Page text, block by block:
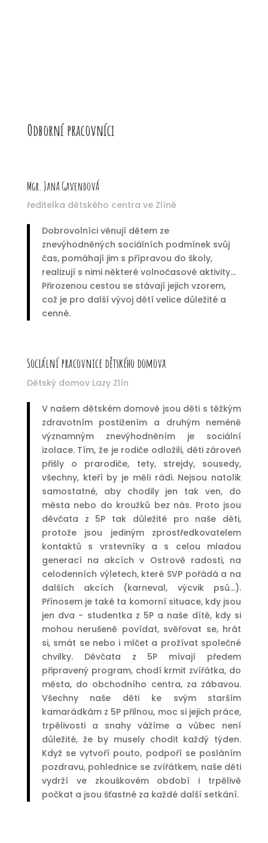
Odborní pracovníci
Mgr. JanA GavendovÁ
ředitelka dětského centra ve Zlíně
Dobrovolníci věnují dětem ze
znevýhodněných sociálních podmínek svůj
čas, pomáhají jim s přípravou do školy,
realizují s nimi některé volnočasové aktivity...
Přirozenou cestou se stávají jejich vzorem,
což je pro další vývoj dětí velice důležité a
cenné.
Sociální pracovnice dětského domova
Dětský domov Lazy Zlín
V našem dětském domově jsou děti s těžkým
zdravotním postižením a druhým neméně
významným znevýhodněním je sociální
izolace. Tím, že je rodiče odložili, děti zároveň
přišly o prarodiče, tety, strejdy, sousedy,
všechny, kteří by je měli rádi. Nejsou natolik
samostatné, aby chodily jen tak ven, do
města nebo do kroužků bez nás. Proto jsou
děvčata z 5P tak důležité pro naše děti,
protože jsou jediným zprostředkovatelem
kontaktů s vrstevníky a s celou mladou
generací na akcích v Ostrově radosti, na
celodenních výletech, které SVP pořádá a na
dalších akcích (karneval, výcvik psů...).
Přínosem je také ta komorní situace, kdy jsou
jen dva - studentka z 5P a naše dítě, kdy si
mohou nerušeně povídat, svěřovat se, hrát
si, smát se nebo i mlčet a prožívat společné
chvilky. Děvčata z 5P mívají předem
připravený program, chodí krmit zvířátka, do
města, do obchodního centra, za zábavou.
Všechny naše děti ke svým starším
kamarádkám z 5P přilnou, moc si jejich práce,
trpělivosti a snahy vážíme a vůbec není
důležité, že by musely chodit každý týden.
Když se vytvoří pouto, podpoří se posláním
pozdravu, pohlednice se zvířátkem, naše děti
vydrží ve zkouškovém období i trpělivě
počkat a jsou šťastné za každé další setkání.